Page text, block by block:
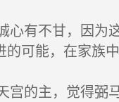
有不甘，因为
可能，在家族
的主，觉得弼